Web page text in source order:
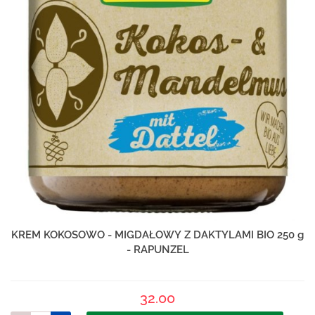
KREM KOKOSOWO - MIGDAŁOWY Z DAKTYLAMI BIO 250 g
- RAPUNZEL
32.00